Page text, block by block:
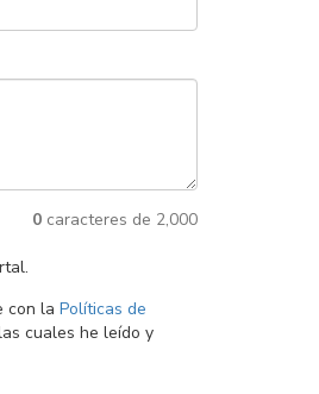
0 caracteres de 2,000
con la Políticas de
cuales he leído y